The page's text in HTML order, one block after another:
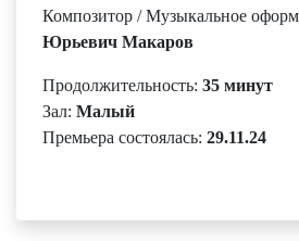
Композитор / Музыкальное
Юрьевич Макаров
Продолжительность: 35 минут
Зал: Малый
Премьера состоялась: 29.11.24